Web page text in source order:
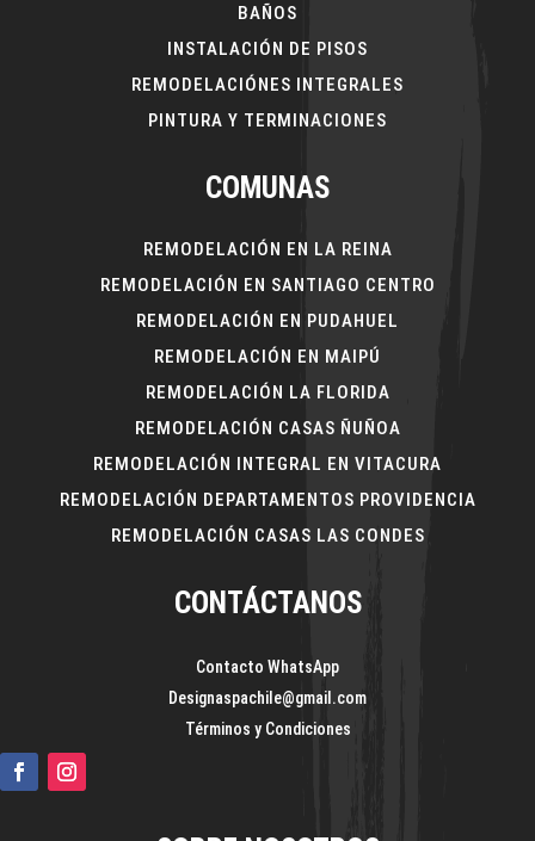
BAÑOS
INSTALACIÓN DE PISOS
REMODELACIÓNES INTEGRALES
PINTURA Y TERMINACIONES
COMUNAS
REMODELACIÓN EN LA REINA
REMODELACIÓN EN SANTIAGO CENTRO
REMODELACIÓN EN PUDAHUEL
REMODELACIÓN EN MAIPÚ
REMODELACIÓN LA FLORIDA
REMODELACIÓN CASAS ÑUÑOA
REMODELACIÓN INTEGRAL EN VITACURA
REMODELACIÓN DEPARTAMENTOS PROVIDENCIA
REMODELACIÓN CASAS LAS CONDES
CONTÁCTANOS
Contacto WhatsApp
Designaspachile@gmail.com
Términos y Condiciones